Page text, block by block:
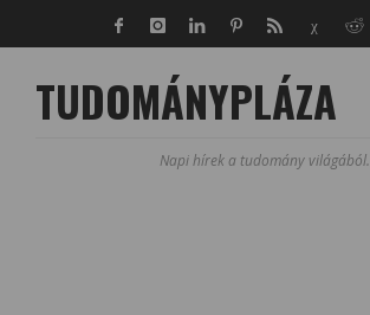
TUDOMÁNYPLÁZA
Napi hírek a tudomány világából.